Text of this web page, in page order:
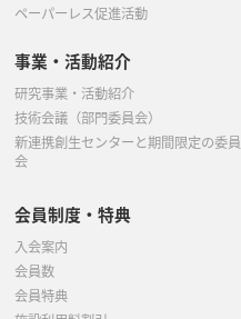
ペーパーレス促進活動
事業・活動紹介
研究事業・活動紹介
技術会議（部門委員会）
新連携創生センターと期間限定の委員
会
会員制度・特典
入会案内
会員数
会員特典